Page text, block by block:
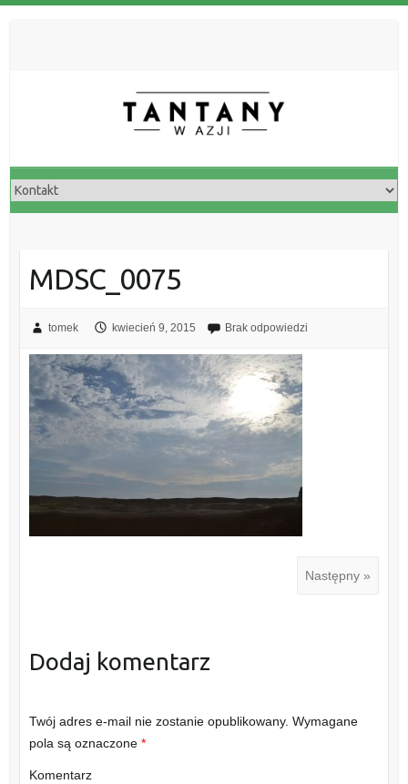
MDSC_0075
tomek kwiecień 9, 2015 Brak odpowiedzi
Następny »
Dodaj komentarz
Twój adres e-mail nie zostanie opublikowany. Wymagane
pola są oznaczone *
Komentarz